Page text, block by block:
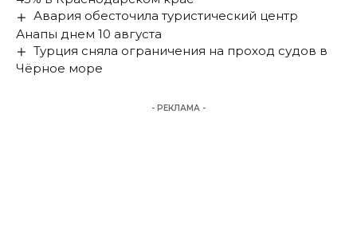
Авария обесточила туристический центр
Анапы днем 10 августа
Турция сняла ограничения на проход судов в
Чёрное море
- РЕКЛАМА -